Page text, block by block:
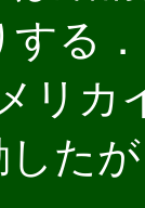
る．
リカ
た